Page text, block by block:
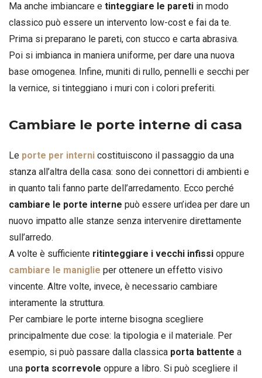
Ma anche imbiancare e tinteggiare le pareti in modo
classico può essere un intervento low-cost e fai da te.
Prima si preparano le pareti, con stucco e carta abrasiva.
Poi si imbianca in maniera uniforme, per dare una nuova
base omogenea. Infine, muniti di rullo, pennelli e secchi per
la vernice, si tinteggiano i muri con i colori preferiti.
Cambiare le porte interne di casa
Le porte per interni costituiscono il passaggio da una
stanza all’altra della casa: sono dei connettori di ambienti e
in quanto tali fanno parte dell’arredamento. Ecco perché
cambiare le porte interne può essere un’idea per dare un
nuovo impatto alle stanze senza intervenire direttamente
sull’arredo.
A volte è sufficiente ritinteggiare i vecchi infissi oppure
cambiare le maniglie per ottenere un effetto visivo
vincente. Altre volte, invece, è necessario cambiare
interamente la struttura.
Per cambiare le porte interne bisogna scegliere
principalmente due cose: la tipologia e il materiale. Per
esempio, si può passare dalla classica porta battente a
una porta scorrevole oppure a libro. Si può scegliere il